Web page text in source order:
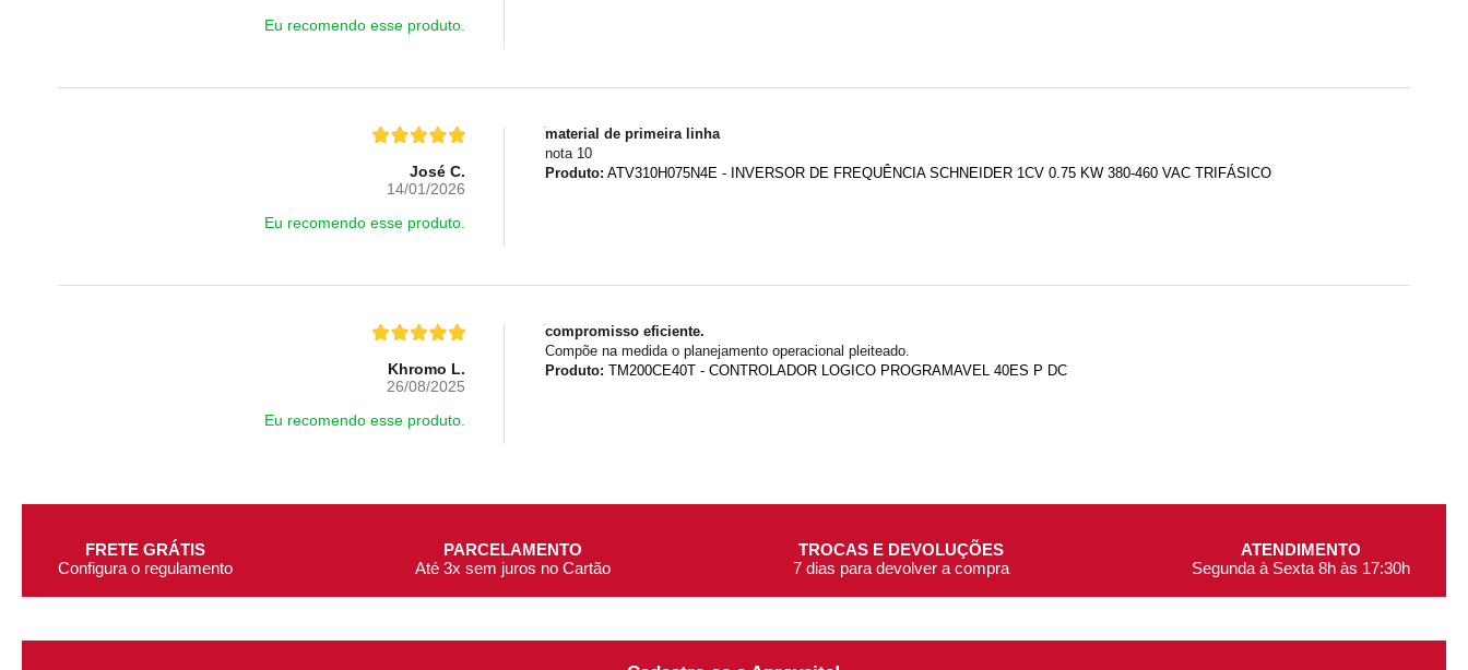
Eu recomendo esse produto.
José C.
14/01/2026
Eu recomendo esse produto.
material de primeira linha
nota 10
Produto: ATV310H075N4E - INVERSOR DE FREQUÊNCIA SCHNEIDER 1CV 0.75 KW 380-460 VAC TRIFÁSICO
Khromo L.
26/08/2025
Eu recomendo esse produto.
compromisso eficiente.
Compõe na medida o planejamento operacional pleiteado.
Produto: TM200CE40T - CONTROLADOR LOGICO PROGRAMAVEL 40ES P DC
FRETE GRÁTIS
Configura o regulamento
PARCELAMENTO
Até 3x sem juros no Cartão
TROCAS E DEVOLUÇÕES
7 dias para devolver a compra
ATENDIMENTO
Segunda à Sexta 8h às 17:30h